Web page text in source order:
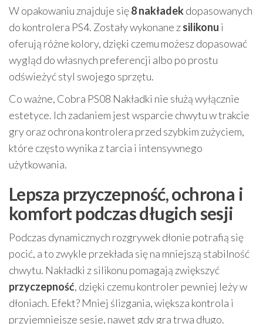
W opakowaniu znajduje się8 nakładekdopasowanych
do kontrolera PS4. Zostały wykonane zsilikonu i
oferują różne kolory, dzięki czemu możesz dopasować
wygląd do własnych preferencji albo po prostu
odświeżyć styl swojego sprzętu.
Co ważne, Cobra PS08 Nakładki nie służą wyłącznie
estetyce. Ich zadaniem jest wsparcie chwytu w trakcie
gry oraz ochrona kontrolera przed szybkim zużyciem,
które często wynika z tarcia i intensywnego
użytkowania.
Lepsza przyczepność, ochrona i
komfort podczas długich sesji
Podczas dynamicznych rozgrywek dłonie potrafią się
pocić, a to zwykle przekłada się na mniejszą stabilność
chwytu. Nakładki z silikonu pomagają zwiększyć
przyczepność, dzięki czemu kontroler pewniej leży w
dłoniach. Efekt? Mniej ślizgania, większa kontrola i
przyjemniejsze sesje, nawet gdy gra trwa długo.